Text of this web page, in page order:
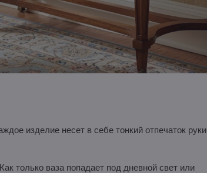
изделие несет в себе тонкий отпечаток руки
только ваза попадает под дневной свет или